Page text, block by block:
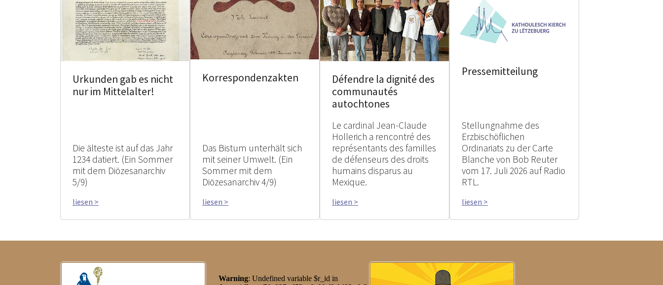
Urkunden gab es nicht
nur im Mittelalter!
Die älteste ist auf das Jahr
1234 datiert. (Ein Sommer
mit dem Diözesanarchiv
5/9)
liesen >
Korrespondenzakten
Das Bistum unterhält sich
mit seiner Umwelt. (Ein
Sommer mit dem
Diözesanarchiv 4/9)
liesen >
Défendre la dignité des
communautés
autochtones
Le cardinal Jean-Claude
Hollerich a rencontré des
représentants des familles
de défenseurs des droits
humains disparus au
Mexique.
liesen >
Pressemitteilung
Stellungnahme des
Erzbischöflichen
Ordinariats zu der Carte
Blanche von Bob Reuter
vom 17. Juli 2026 auf Radio
RTL.
liesen >